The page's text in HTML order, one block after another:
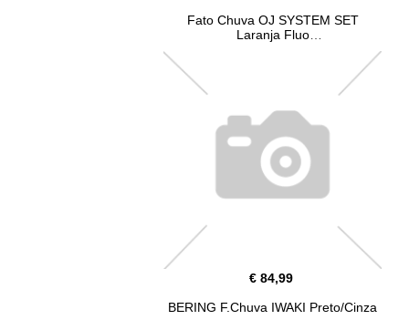
Fato Chuva OJ SYSTEM SET
Laranja Fluo
€ 84,99
BERING F.Chuva IWAKI Preto/Cinza